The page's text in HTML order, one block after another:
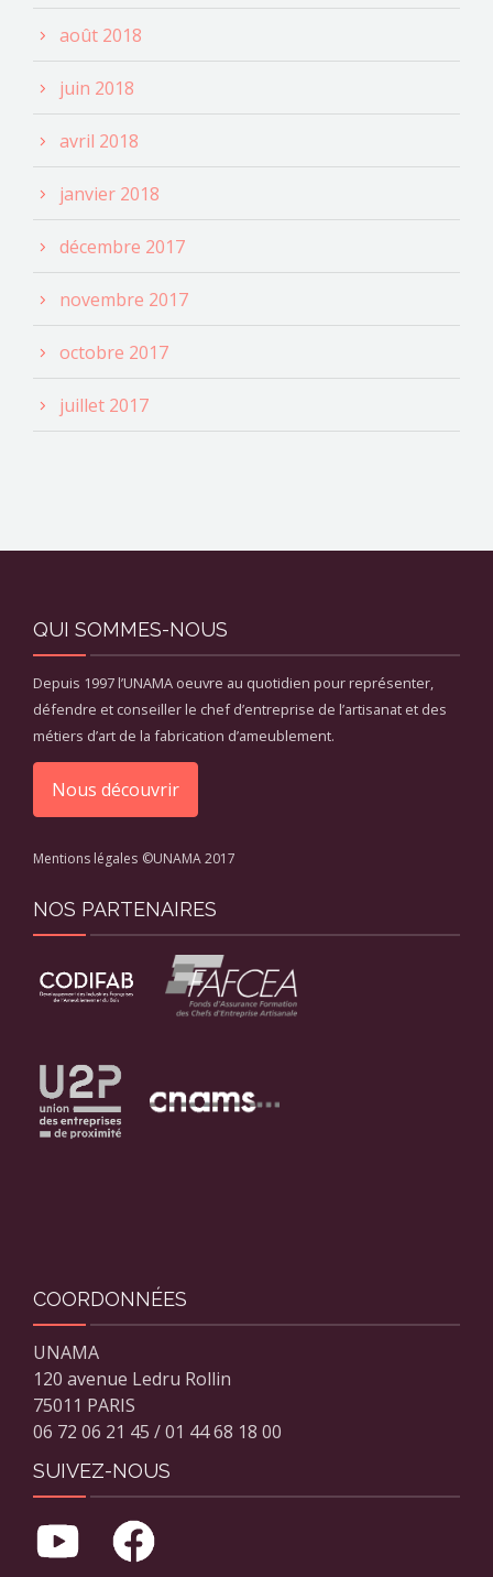
août 2018
juin 2018
avril 2018
janvier 2018
décembre 2017
novembre 2017
octobre 2017
juillet 2017
QUI SOMMES-NOUS
Depuis 1997 l’UNAMA oeuvre au quotidien pour représenter,
défendre et conseiller le chef d’entreprise de l’artisanat et des
métiers d’art de la fabrication d’ameublement.
Nous découvrir
Mentions légales ©UNAMA 2017
NOS PARTENAIRES
COORDONNÉES
UNAMA
120 avenue Ledru Rollin
75011 PARIS
06 72 06 21 45 / 01 44 68 18 00
SUIVEZ-NOUS